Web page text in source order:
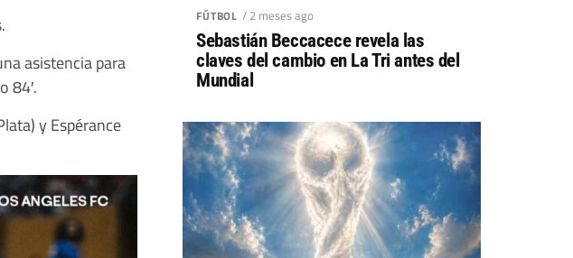
asistencia para
84′.
y Espérance
FÚTBOL / 2 meses ago
Sebastián Beccacece revela las
claves del cambio en La Tri antes del
Mundial